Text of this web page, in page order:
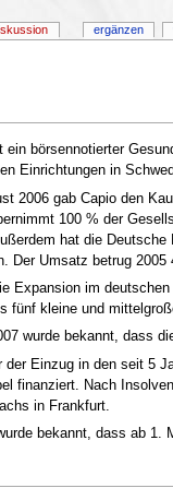
börsennotierter
Einrichtungen in
2006 gab Capio den
100 % der
hat die
Der Umsatz betrug 2005
Expansion im
fünf kleine und
wurde bekannt, dass
der Einzug in den seit 5
finanziert. Nach
in Frankfurt.
bekannt, dass ab 1.
ergänzen